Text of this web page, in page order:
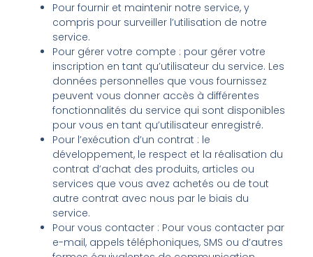
Pour fournir et maintenir notre service, y
compris pour surveiller l’utilisation de notre
service.
Pour gérer votre compte : pour gérer votre
inscription en tant qu’utilisateur du service. Les
données personnelles que vous fournissez
peuvent vous donner accès à différentes
fonctionnalités du service qui sont disponibles
pour vous en tant qu’utilisateur enregistré.
Pour l’exécution d’un contrat : le
développement, le respect et la réalisation du
contrat d’achat des produits, articles ou
services que vous avez achetés ou de tout
autre contrat avec nous par le biais du
service.
Pour vous contacter : Pour vous contacter par
e-mail, appels téléphoniques, SMS ou d’autres